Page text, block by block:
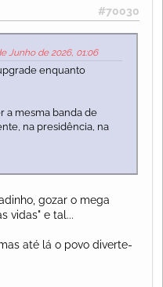
#70030
Junho de 2026, 01:06
enquanto
a mesma banda de
na presidência, na
gozar o mega
vidas" e tal...
até lá o povo diverte-